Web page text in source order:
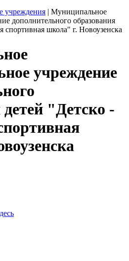
учреждения | Муниципальное
дополнительного образования
спортивная школа" г. Новоузенска
учреждение
детей "Детско -